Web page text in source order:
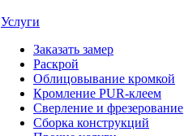
Услуги
Заказать замер
Раскрой
Облицовывание кромкой
Кромление PUR-клеем
Сверление и фрезерование
Сборка конструкций